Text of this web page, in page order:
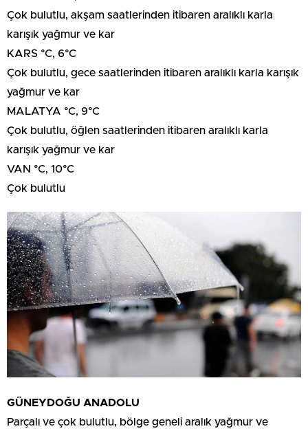
Çok bulutlu, akşam saatlerinden itibaren aralıklı karla
karışık yağmur ve kar
KARS °C, 6°C
Çok bulutlu, gece saatlerinden itibaren aralıklı karla karışık
yağmur ve kar
MALATYA °C, 9°C
Çok bulutlu, öğlen saatlerinden itibaren aralıklı karla
karışık yağmur ve kar
VAN °C, 10°C
Çok bulutlu
GÜNEYDOĞU ANADOLU
Parçalı ve çok bulutlu, bölge geneli aralık yağmur ve